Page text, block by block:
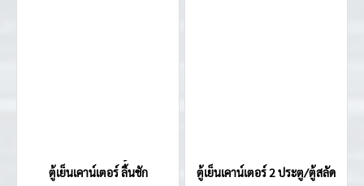
ตู้เย็นเคาน์เตอร์ ลิ้้นชัก
ตู้เย็นเคาน์เตอร์ 2 ประตู/ตู้สลัด